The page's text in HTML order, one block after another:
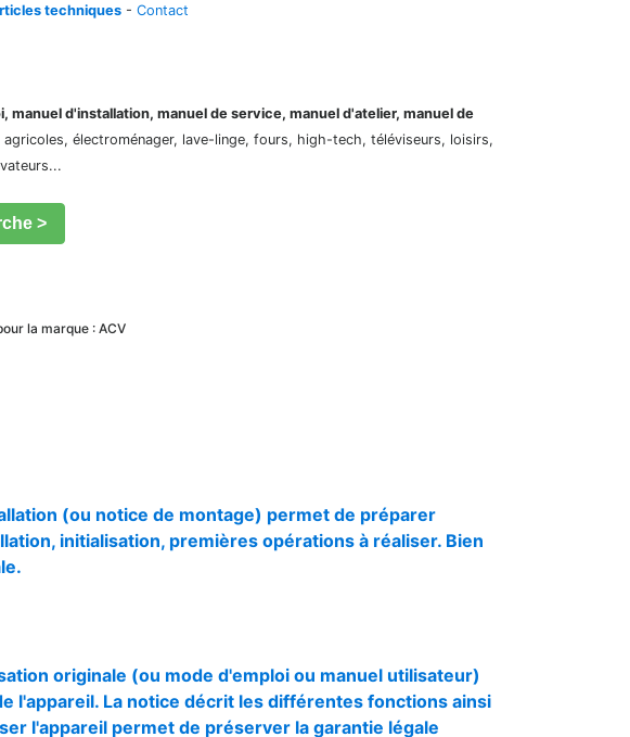
techniques - Contact
d'installation, manuel de service, manuel d'atelier, manuel de
électroménager, lave-linge, fours, high-tech, téléviseurs, loisirs,
>
la marque : ACV
(ou notice de montage) permet de préparer
initialisation, premières opérations à réaliser. Bien
originale (ou mode d'emploi ou manuel utilisateur)
l'appareil. La notice décrit les différentes fonctions ainsi
l'appareil permet de préserver la garantie légale